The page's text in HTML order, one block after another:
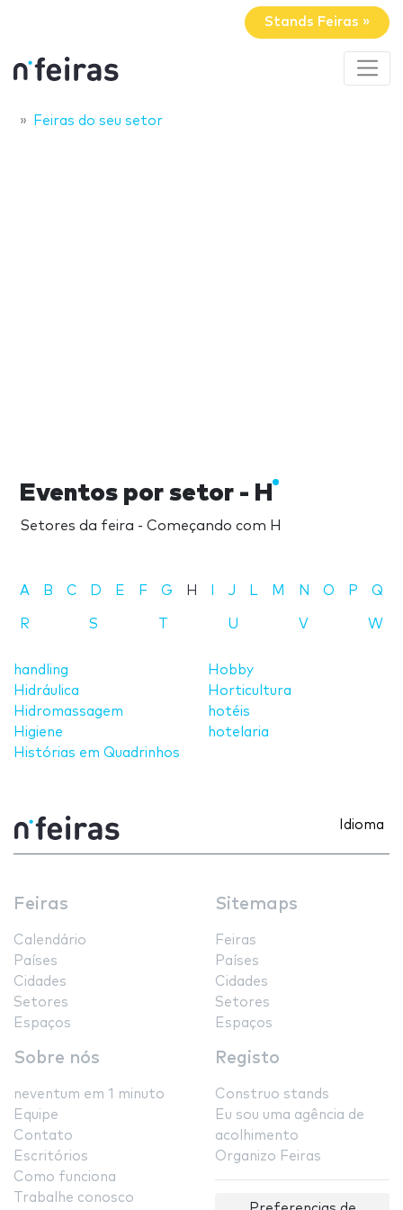
Stands Feiras »
Feiras do seu setor
Eventos por setor - H
Setores da feira - Começando com H
A B C D E F G H J L M N O P Q
R S T U V W
handling
Hidráulica
Hidromassagem
Higiene
Histórias em Quadrinhos
Hobby
Horticultura
hotéis
hotelaria
Idioma
Feiras
Calendário
Países
Cidades
Setores
Espaços
Sitemaps
Feiras
Países
Cidades
Setores
Espaços
Sobre nós
neventum em 1 minuto
Equipe
Contato
Escritórios
Como funciona
Trabalhe conosco
Registo
Construo stands
Eu sou uma agência de
acolhimento
Organizo Feiras